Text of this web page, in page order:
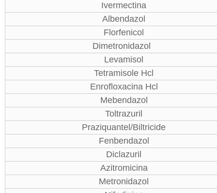
Ivermectina
Albendazol
Florfenicol
Dimetronidazol
Levamisol
Tetramisole Hcl
Enrofloxacina Hcl
Mebendazol
Toltrazuril
Praziquantel/Biltricide
Fenbendazol
Diclazuril
Azitromicina
Metronidazol